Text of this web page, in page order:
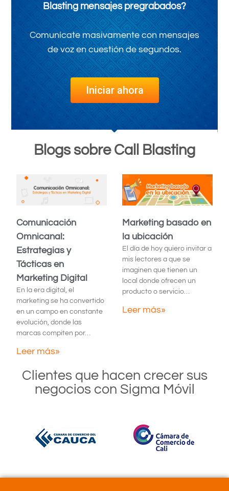
Blasting mensajes pregrabados?
Comunícate masivamente con mensajes
de voz en cuestión de segundos.
Iniciar ahora
Blogs sobre Call Blasting
Comunicación
Omnicanal:
Estrategias y
Tácticas en
Marketing Digital
En la era digital, el
marketing se ha convertido
en un campo en constante
evolución, donde las
marcas compiten por…
Leer más»
Marketing basado en
la ubicación
El día de hoy quiero invitar a
mis lectores a que se
imaginen que tienen un
local donde ofrecen un
producto o servicio…
Leer más»
Clientes que hacen crecer sus
negocios con Sigma Móvil